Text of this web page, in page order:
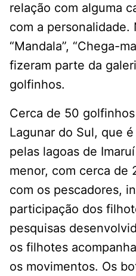
relação com alguma
com a personalidade.
“Mandala”, “Chega-
fizeram parte da
golfinhos.
Cerca de 50
Lagunar do Sul, que
pelas lagoas de
menor, com cerca de
com os pescadores,
participação dos
pesquisas
os filhotes
os movimentos. Os